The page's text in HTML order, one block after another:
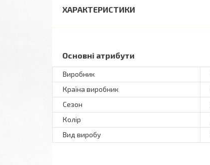
ХАРАКТЕРИСТИКИ
Основні атрибути
Виробник
Країна виробник
Сезон
Колір
Вид виробу